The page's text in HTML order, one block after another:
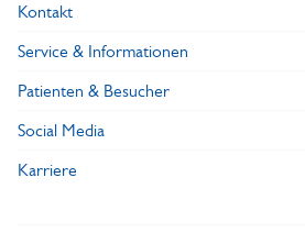
Kontakt
Service & Informationen
Patienten & Besucher
Social Media
Karriere